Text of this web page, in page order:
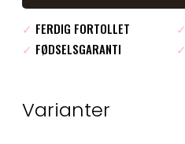
✓ FERDIG FORTOLLET ✓
✓ FØDSELSGARANTI ✓
Varianter